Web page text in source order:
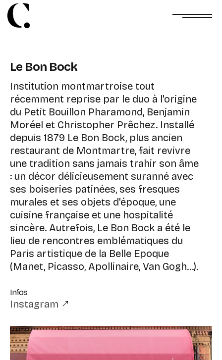
Le Bon Bock
Institution montmartroise tout
récemment reprise par le duo à l'origine
du Petit Bouillon Pharamond, Benjamin
Moréel et Christopher Prêchez. Installé
depuis 1879 Le Bon Bock, plus ancien
restaurant de Montmartre, fait revivre
une tradition sans jamais trahir son âme
: un décor délicieusement suranné avec
ses boiseries patinées, ses fresques
murales et ses objets d'époque, une
cuisine française et une hospitalité
sincère. Autrefois, Le Bon Bock a été le
lieu de rencontres emblématiques du
Paris artistique de la Belle Epoque
(Manet, Picasso, Apollinaire, Van Gogh...).
Infos
Instagram